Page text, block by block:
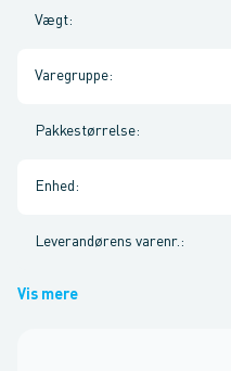
Vægt:
Varegruppe:
Pakkestørrelse:
Enhed :
Leverandørens varenr. :
Vis mere